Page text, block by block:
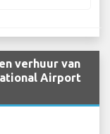
verhuur van
Airport